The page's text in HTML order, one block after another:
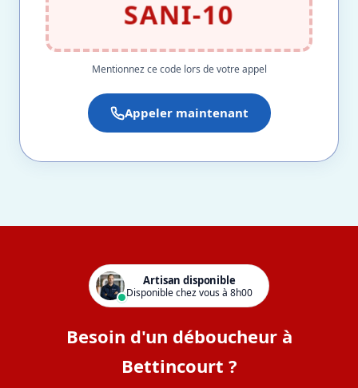
SANI-10
Mentionnez ce code lors de votre appel
Appeler maintenant
Artisan disponible
Disponible chez vous à 8h00
Besoin d'un déboucheur à
Bettincourt ?